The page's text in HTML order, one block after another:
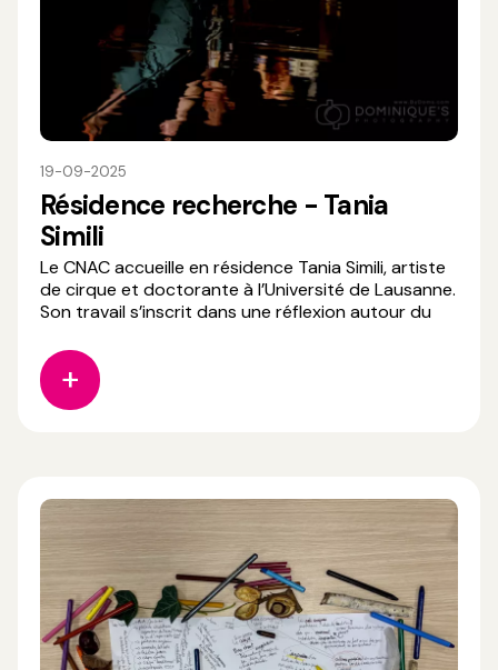
19-09-2025
Résidence recherche - Tania
Simili
Le CNAC accueille en résidence Tania Simili, artiste
de cirque et doctorante à l’Université de Lausanne.
Son travail s’inscrit dans une réflexion autour du
son projet “Le cirque autobiographique : vers une
dramaturgie libre des écritures